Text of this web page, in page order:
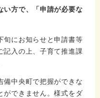
い方で、「申請が必要な
旬にお知らせと申請書等
記入の上、子育て推進課
備中央町で把握ができな
ができません。様式をダ